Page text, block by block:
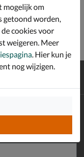
ontvang €10,-
mogelijk om
getoond worden,
cookies voor
weigeren. Meer
. Hier kun je
nog wijzigen.